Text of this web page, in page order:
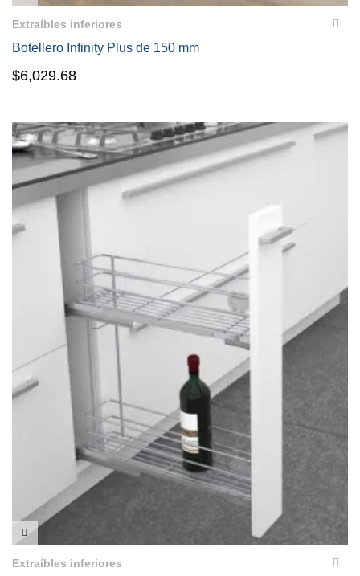
Extraíbles inferiores
Botellero Infinity Plus de 150 mm
$6,029.68
Extraíbles inferiores